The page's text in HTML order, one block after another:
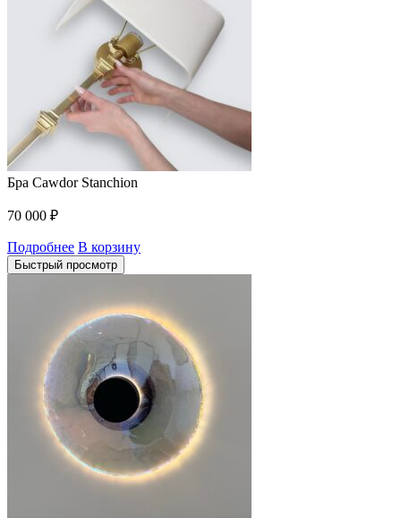
Бра Cawdor Stanchion
70 000 ₽
Подробнее В корзину
Быстрый просмотр